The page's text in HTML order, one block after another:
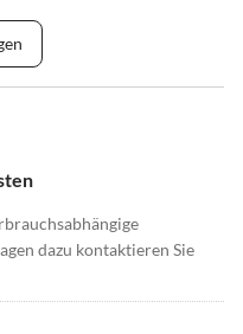
dazu kontaktieren Sie